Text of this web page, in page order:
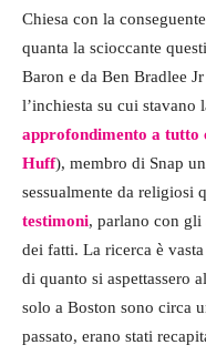
Chiesa con la
quanta la scioccante
Baron e da Ben Bradlee
l’inchiesta su cui stavano
approfondimento a tutto
Huff), membro di Snap
sessualmente da religiosi
testimoni, parlano con gli
dei fatti. La ricerca è
di quanto si aspettassero
solo a Boston sono circa
passato, erano stati